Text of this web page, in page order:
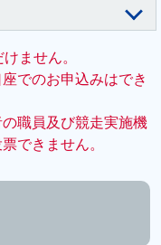
ません。
でのお申込みはでき
職員及び競走実施機
できません。